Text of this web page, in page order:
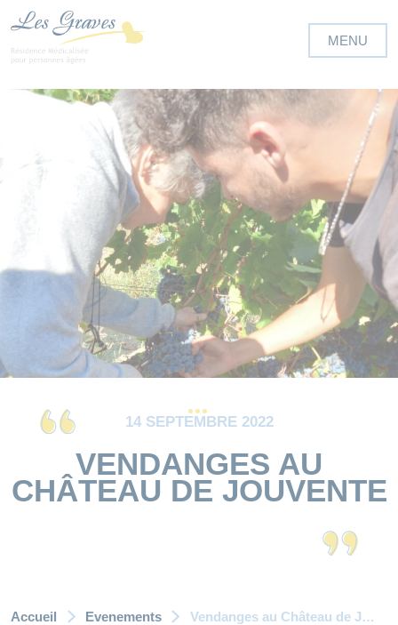
14 SEPTEMBRE 2022
VENDANGES AU
CHÂTEAU DE JOUVENTE
Accueil Evenements Vendanges au Château de Jouvente
Panneau de gestion des cookies